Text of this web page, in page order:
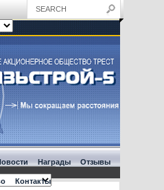
Награды Отзывы
Контакты